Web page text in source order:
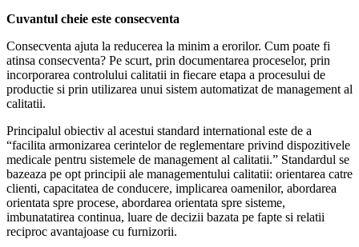
Cuvantul cheie este consecventa
Consecventa ajuta la reducerea la minim a erorilor. Cum poate fi
atinsa consecventa? Pe scurt, prin documentarea proceselor, prin
incorporarea controlului calitatii in fiecare etapa a procesului de
productie si prin utilizarea unui sistem automatizat de management al
calitatii.
Principalul obiectiv al acestui standard international este de a
“facilita armonizarea cerintelor de reglementare privind dispozitivele
medicale pentru sistemele de management al calitatii.” Standardul se
bazeaza pe opt principii ale managementului calitatii: orientarea catre
clienti, capacitatea de conducere, implicarea oamenilor, abordarea
orientata spre procese, abordarea orientata spre sisteme,
imbunatatirea continua, luare de decizii bazata pe fapte si relatii
reciproc avantajoase cu furnizorii.